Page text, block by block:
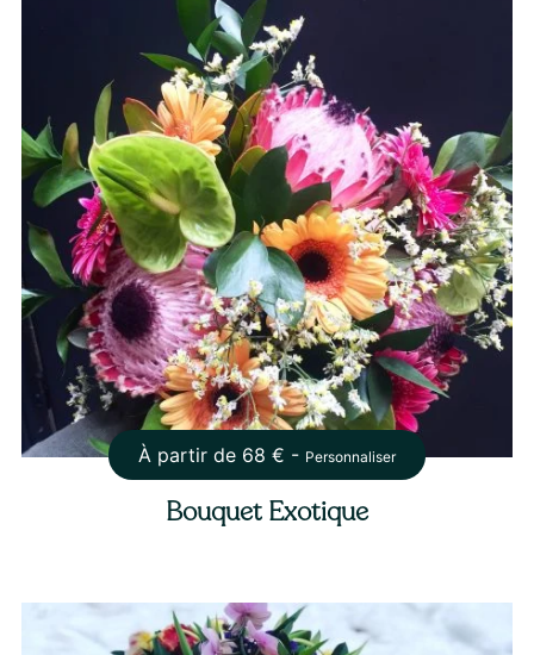
À partir de 68 € - Personnaliser
Bouquet Exotique